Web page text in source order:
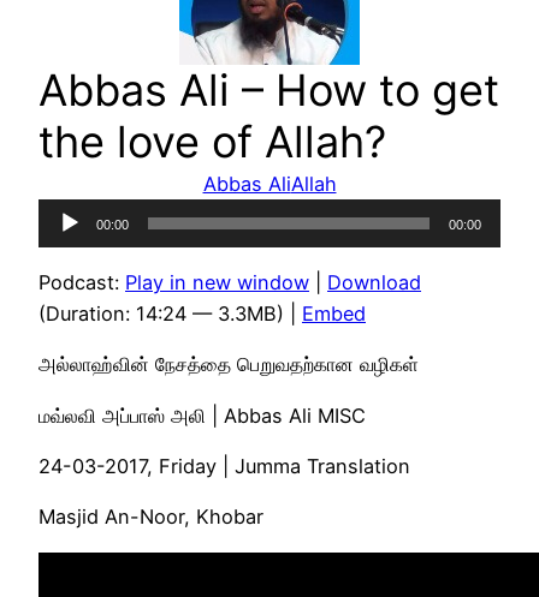
Abbas Ali – How to get
the love of Allah?
Abbas AliAllah
Audio
Player
00:00 00:00
Podcast: Play in new window
Download
(Duration: 14:24 — 3.3MB) | Embed
அல்லாஹ்வின் நேசத்தை பெறுவதற்கான வழிகள்
மவ்லவி அப்பாஸ் அலி | Abbas Ali MISC
24-03-2017, Friday | Jumma Translation
Masjid An-Noor, Khobar